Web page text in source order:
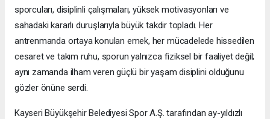
sporcuları, disiplinli çalışmaları, yüksek motivasyonları ve
sahadaki kararlı duruşlarıyla büyük takdir topladı. Her
antrenmanda ortaya konulan emek, her mücadelede hissedilen
cesaret ve takım ruhu, sporun yalnızca fiziksel bir faaliyet değil;
aynı zamanda ilham veren güçlü bir yaşam disiplini olduğunu
gözler önüne serdi.
Kayseri Büyükşehir Belediyesi Spor A.Ş. tarafından ay-yıldızlı